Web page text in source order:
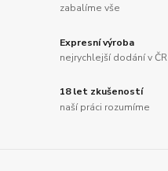
zabalíme vše
Expresní výroba
nejrychlejší dodání v ČR
18 let zkušeností
naší práci rozumíme